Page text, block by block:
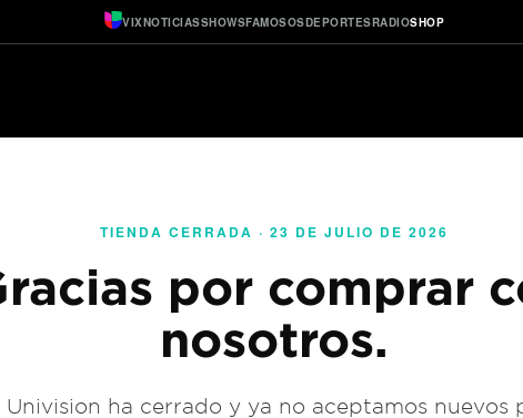
VIXNOTICIASSHOWSFAMOSOSDEPORTESRADIOSHOP
TIENDA CERRADA · 23 DE JULIO DE 2026
por comprar
nosotros.
Univision ha cerrado y ya no aceptamos nuevos